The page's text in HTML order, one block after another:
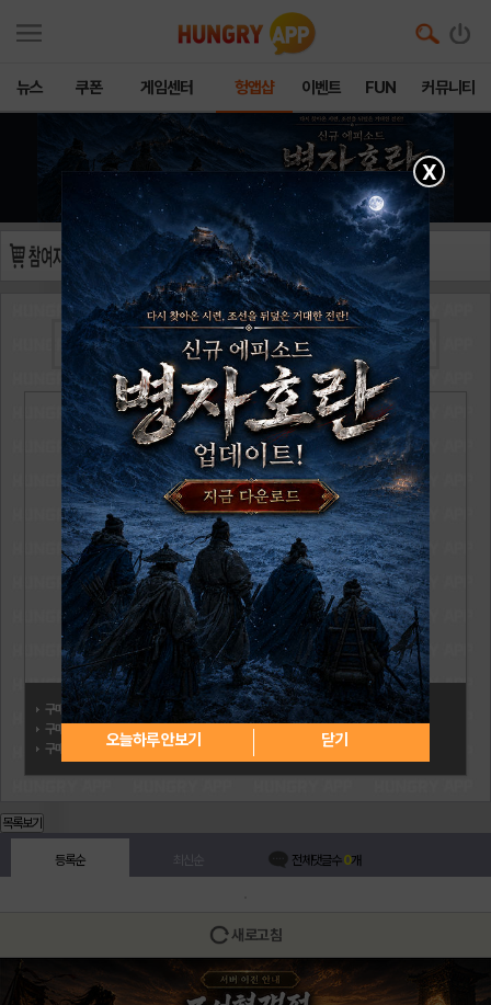
뉴스 쿠폰 게임센터 헝앱샵 이벤트 FUN 커뮤니티
진O휘O석님의문화상품권 5,000원을 구매하였습니다.
구매자:진O휘O석
구매일: 2026.05.29
구매상품:
문화상품권 5,000원
목록보기
등록순 최신순 전체댓글수0개
새로고침
X
오늘하루 안보기 닫기